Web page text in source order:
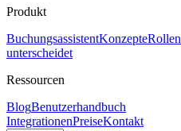
Produkt
BuchungsassistentKonzepteRollen
unterscheidet
Ressourcen
BlogBenutzerhandbuch
IntegrationenPreiseKontakt